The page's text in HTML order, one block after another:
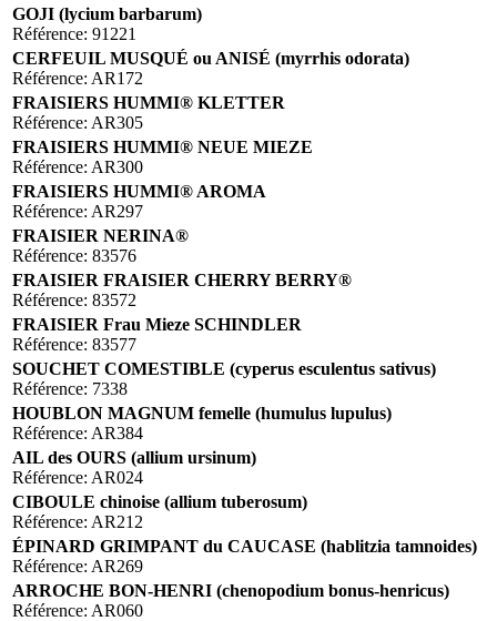
GOJI (lycium barbarum)
Référence: 91221
CERFEUIL MUSQUÉ ou ANISÉ (myrrhis odorata)
Référence: AR172
FRAISIERS HUMMI® KLETTER
Référence: AR305
FRAISIERS HUMMI® NEUE MIEZE
Référence: AR300
FRAISIERS HUMMI® AROMA
Référence: AR297
FRAISIER NERINA®
Référence: 83576
FRAISIER FRAISIER CHERRY BERRY®
Référence: 83572
FRAISIER Frau Mieze SCHINDLER
Référence: 83577
SOUCHET COMESTIBLE (cyperus esculentus sativus)
Référence: 7338
HOUBLON MAGNUM femelle (humulus lupulus)
Référence: AR384
AIL des OURS (allium ursinum)
Référence: AR024
CIBOULE chinoise (allium tuberosum)
Référence: AR212
ÉPINARD GRIMPANT du CAUCASE (hablitzia tamnoides)
Référence: AR269
ARROCHE BON-HENRI (chenopodium bonus-henricus)
Référence: AR060